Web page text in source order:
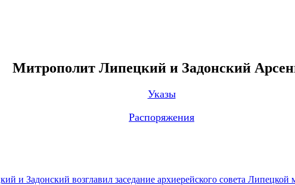
Митрополит Липецкий и Задонский
Указы
Распоряжения
и Задонский возглавил заседание архиерейского совета Липецкой